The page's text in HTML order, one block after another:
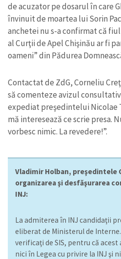
Trimite o informație
de acuzator pe dosarul în care
învinuit de moartea lui Sorin
anchetei nu s-a confirmat că
al Curţii de Apel Chişinău ar fi
oameni” din Pădurea
Contactat de ZdG, Corneliu
să comenteze avizul
expediat preşedintelui Nicolae
mă interesează ce scrie presa.
vorbesc nimic. La revedere!”.
Vladimir Holban, preşedintele
organizarea şi desfăşurarea
INJ:
La admiterea în INJ candidaţii
eliberat de Ministerul de
verificaţi de SIS, pentru că
nici în Legea cu privire la INJ şi